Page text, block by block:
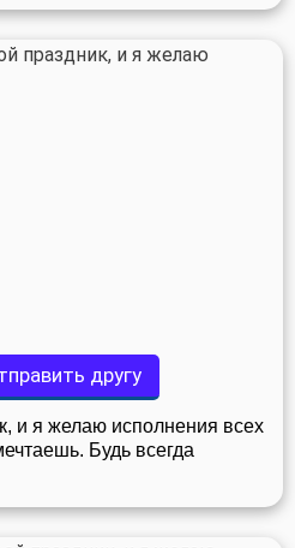
другу
и я желаю исполнения всех
Будь всегда